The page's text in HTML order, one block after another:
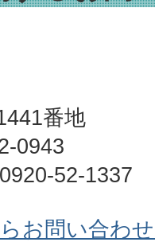
番地
0943
52-1337
お問い合わ